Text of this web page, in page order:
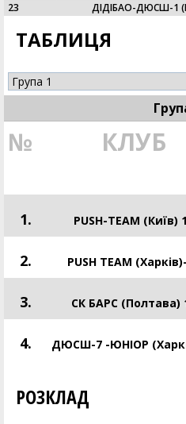
23
ДІДІБАО-ДЮСШ-1
ТАБЛИЦЯ
№ КЛУБ
1. PUSH-TEAM (Київ)
2. PUSH TEAM
3. СК БАРС (Полтава)
4. ДЮСШ-7 -ЮНІОР
РОЗКЛАД